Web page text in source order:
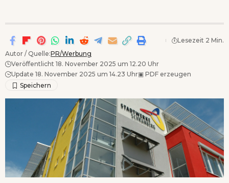
Autor / Quelle:PR/Werbung
Veröffentlicht 18. November 2025 um 12.20 Uhr
Update 18. November 2025 um 14.23 Uhr▣ PDF erzeugen
Lesezeit 2 Min.